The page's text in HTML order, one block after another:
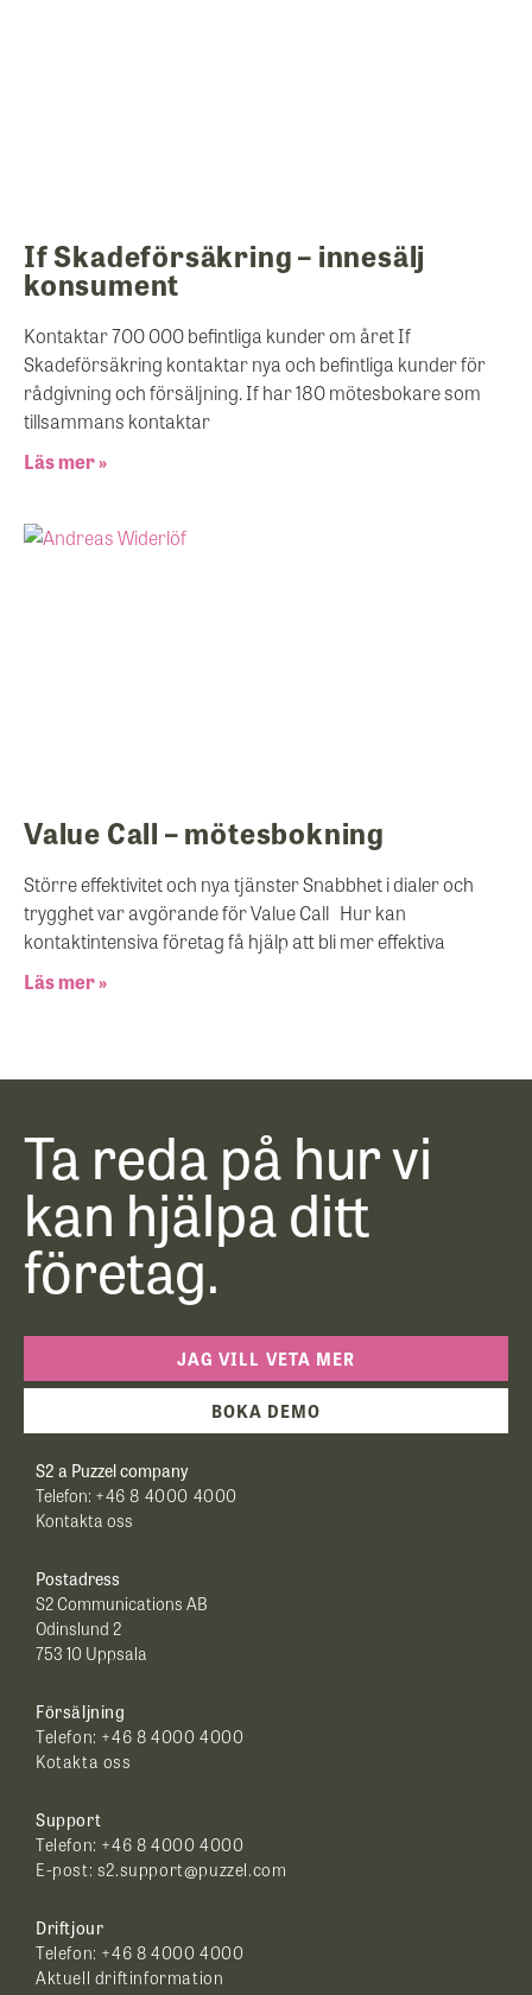
If Skadeförsäkring – innesälj
konsument
Kontaktar 700 000 befintliga kunder om året If
Skadeförsäkring kontaktar nya och befintliga kunder för
rådgivning och försäljning. If har 180 mötesbokare som
tillsammans kontaktar
Läs mer »
Value Call – mötesbokning
Större effektivitet och nya tjänster Snabbhet i dialer och
trygghet var avgörande för Value Call Hur kan
kontaktintensiva företag få hjälp att bli mer effektiva
Läs mer »
Ta reda på hur vi
kan hjälpa ditt
företag.
JAG VILL VETA MER
BOKA DEMO
S2 a Puzzel company
Telefon: +46 8 4000 4000
Kontakta oss
Postadress
S2 Communications AB
Odinslund 2
753 10 Uppsala
Försäljning
Telefon: +46 8 4000 4000
Kotakta oss
Support
Telefon: +46 8 4000 4000
E-post: s2.support@puzzel.com
Driftjour
Telefon: +46 8 4000 4000
Aktuell driftinformation